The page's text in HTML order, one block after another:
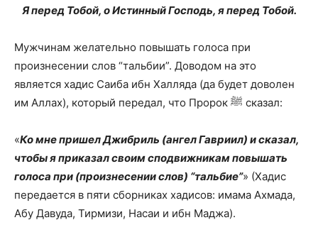
Я перед Тобой, о Истинный Господь, я перед Тобой.
Мужчинам желательно повышать голоса при
произнесении слов “тальбии”. Доводом на это
является хадис Саиба ибн Халляда (да будет доволен
им Аллах), который передал, что Пророк ﷺ сказал:
«Ко мне пришел Джибриль (ангел Гавриил) и сказал,
чтобы я приказал своим сподвижникам повышать
голоса при (произнесении слов) “тальбие”» (Хадис
передается в пяти сборниках хадисов: имама Ахмада,
Абу Давуда, Тирмизи, Насаи и ибн Маджа).